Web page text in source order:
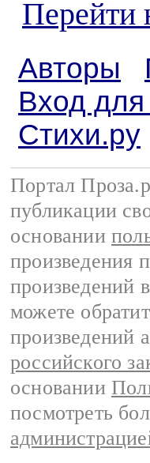
Перейти
Авторы
Вход для
Стихи.ру
Портал
публикации
основании
произведения
произведений
можете
произведений
российского
основании
посмотреть